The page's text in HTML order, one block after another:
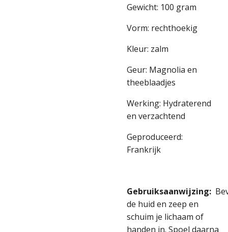
Gewicht: 100 gram
Vorm: rechthoekig
Kleur: zalm
Geur: Magnolia en
theeblaadjes
Werking: Hydraterend
en verzachtend
Geproduceerd:
Frankrijk
Gebruiksaanwijzing:
de huid en zeep en
schuim je lichaam of
handen in. Spoel daarna